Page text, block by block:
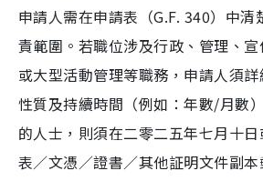
申請人需在申請表（G.F. 340）中清
責範圍。若職位涉及行政、管理、
或大型活動管理等職務，申請人須
性質及持續時間（例如：年數/月數
的人士，則須在二零二五年七月十
表／文憑／證書／其他証明文件副本